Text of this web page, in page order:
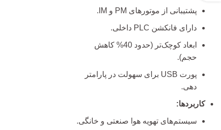
پشتیبانی از موتورهای PM و IM.
دارای فانکشن PLC داخلی.
ابعاد کوچک‌تر (حدود 40% کاهش
حجم).
پورت USB برای سهولت در پارامتر
دهی.
کاربردها:
سیستم‌های تهویه هوا صنعتی و خانگی.